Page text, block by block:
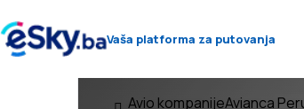
Vaša platforma za putovanja
Avio kompanijeAvianca